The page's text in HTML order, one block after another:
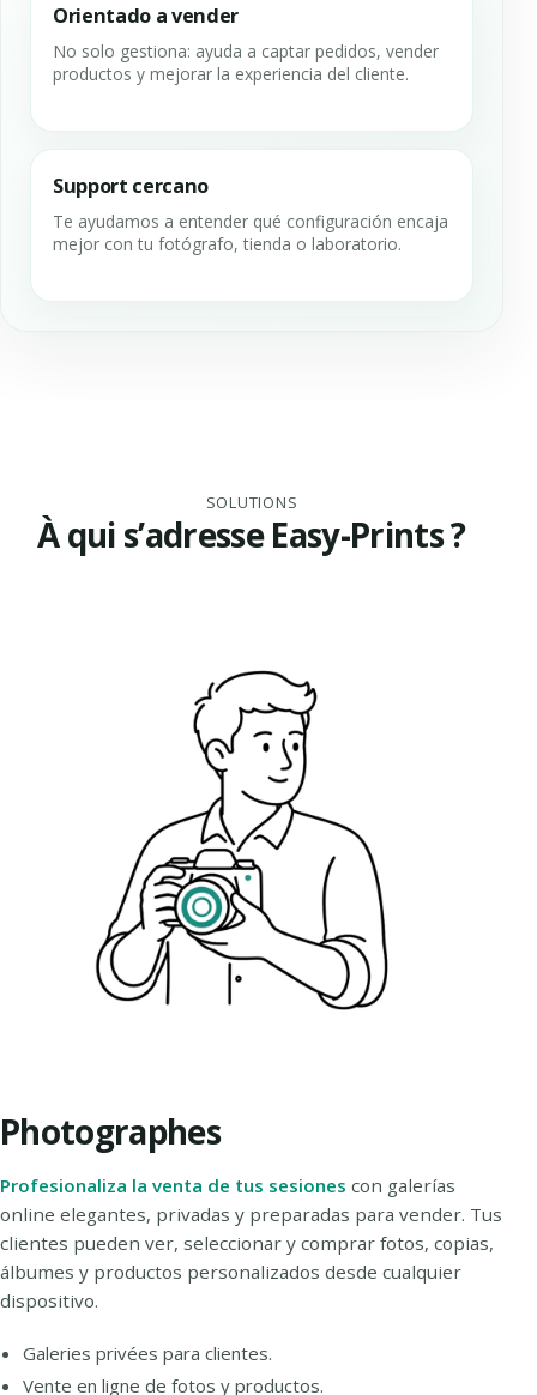
Orientado a vender
No solo gestiona: ayuda a captar pedidos, vender
productos y mejorar la experiencia del cliente.
Support cercano
Te ayudamos a entender qué configuración encaja
mejor con tu fotógrafo, tienda o laboratorio.
SOLUTIONS
À qui s’adresse Easy-Prints ?
Photographes
Profesionaliza la venta de tus sesiones con galerías
online elegantes, privadas y preparadas para vender. Tus
clientes pueden ver, seleccionar y comprar fotos, copias,
álbumes y productos personalizados desde cualquier
dispositivo.
Galeries privées para clientes.
Vente en ligne de fotos y productos.